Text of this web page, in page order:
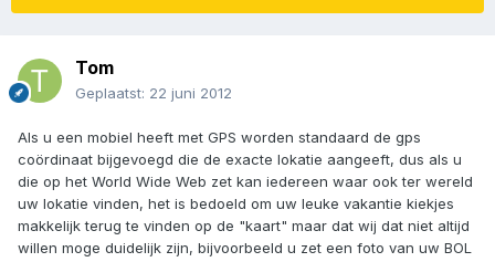
Tom
Geplaatst: 22 juni 2012
Als u een mobiel heeft met GPS worden standaard de gps
coördinaat bijgevoegd die de exacte lokatie aangeeft, dus als u
die op het World Wide Web zet kan iedereen waar ook ter wereld
uw lokatie vinden, het is bedoeld om uw leuke vakantie kiekjes
makkelijk terug te vinden op de "kaart" maar dat wij dat niet altijd
willen moge duidelijk zijn, bijvoorbeeld u zet een foto van uw BOL